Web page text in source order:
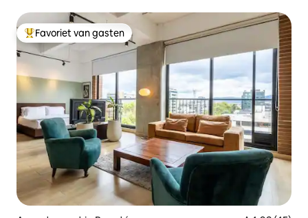
Topfavoriet van gasten
Favoriet van gasten